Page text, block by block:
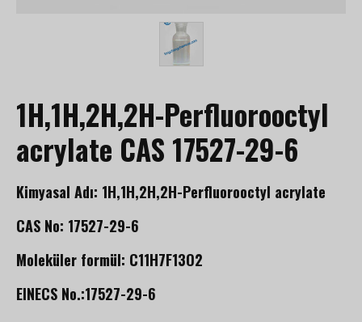
1H,1H,2H,2H-Perfluorooctyl
acrylate CAS 17527-29-6
Kimyasal Adı: 1H,1H,2H,2H-Perfluorooctyl acrylate
CAS No: 17527-29-6
Moleküler formül: C11H7F13O2
EINECS No.:17527-29-6